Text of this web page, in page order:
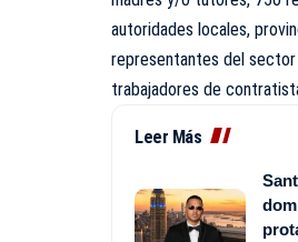
autoridades locales,
representantes del
trabajadores de
Leer Más